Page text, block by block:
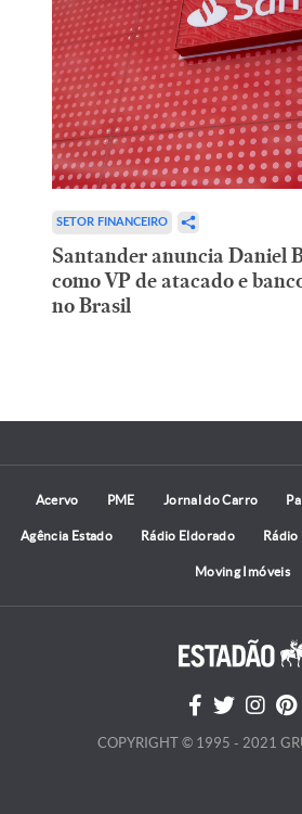
SETOR FINANCEIRO
Santander anuncia Daniel
como VP de atacado e
no Brasil
Acervo PME Jornal do Carro
Agência Estado Rádio Eldorado Rádio
Moving Imóveis
COPYRIGHT © 1995 - 2021